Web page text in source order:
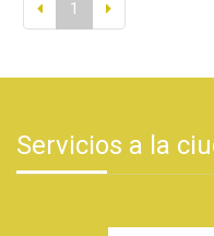
1
Servicios a la